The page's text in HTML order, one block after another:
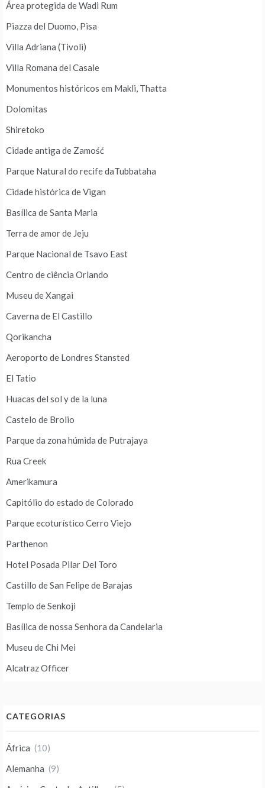
Área protegida de Wadi Rum
Piazza del Duomo, Pisa
Villa Adriana (Tivoli)
Villa Romana del Casale
Monumentos históricos em Makli, Thatta
Dolomitas
Shiretoko
Cidade antiga de Zamość
Parque Natural do recife daTubbataha
Cidade histórica de Vigan
Basílica de Santa Maria
Terra de amor de Jeju
Parque Nacional de Tsavo East
Centro de ciência Orlando
Museu de Xangai
Caverna de El Castillo
Qorikancha
Aeroporto de Londres Stansted
El Tatio
Huacas del sol y de la luna
Castelo de Brolio
Parque da zona húmida de Putrajaya
Rua Creek
Amerikamura
Capitólio do estado de Colorado
Parque ecoturístico Cerro Viejo
Parthenon
Hotel Posada Pilar Del Toro
Castillo de San Felipe de Barajas
Templo de Senkoji
Basílica de nossa Senhora da Candelaria
Museu de Chi Mei
Alcatraz Officer
CATEGORIAS
África (10)
Alemanha (9)